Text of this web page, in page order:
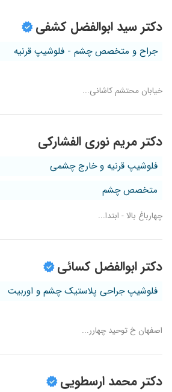
دکتر سید ابوالفضل کشفی
جراح و متخصص چشم - فلوشیپ قرنیه
خیابان محتشم کاشانی...
دکتر مریم نوری الفشارکی
فلوشیپ قرنیه و خارج چشمی
متخصص چشم
چهارباغ بالا - ابتدا...
دکتر ابوالفضل کسائی
فلوشیپ جراحی پلاستیک چشم و اوربیت
اصفهان خ توحید چهارر...
دکتر محمد ارسطویی